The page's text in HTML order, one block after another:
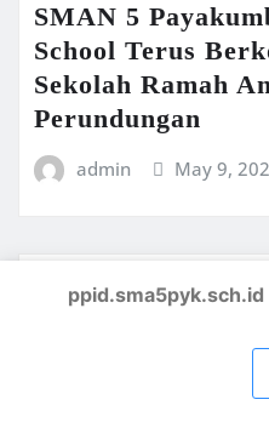
SMAN 5
School Terus
Sekolah Ramah
Perundungan
admin May 9,
Pengumuman
Payakumbuh
ppid.sma5pyk.sch.id